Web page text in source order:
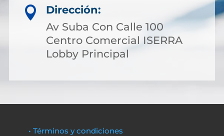

Dirección:
Av Suba Con Calle 100
Centro Comercial ISERRA
Lobby Principal
• Términos y condiciones